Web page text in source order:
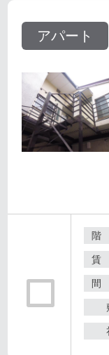
アパート
間